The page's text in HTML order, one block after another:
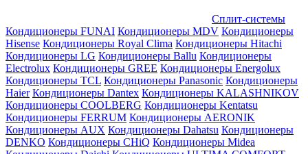
Сплит-системы
Кондиционеры FUNAI Кондиционеры MDV Кондиционеры
Hisense Кондиционеры Royal Clima Кондиционеры Hitachi
Кондиционеры LG Кондиционеры Ballu Кондиционеры
Electrolux Кондиционеры GREE Кондиционеры Energolux
Кондиционеры TCL Кондиционеры Panasonic Кондиционеры
Haier Кондиционеры Dantex Кондиционеры KALASHNIKOV
Кондиционеры СOOLBERG Кондиционеры Kentatsu
Кондиционеры FERRUM Кондиционеры AERONIK
Кондиционеры AUX Кондиционеры Dahatsu Кондиционеры
DENKO Кондиционеры CHiQ Кондиционеры Midea